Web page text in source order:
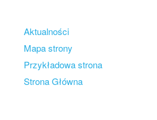
Menu
Skip to content
Aktualności
Mapa strony
Przykładowa strona
Strona Główna